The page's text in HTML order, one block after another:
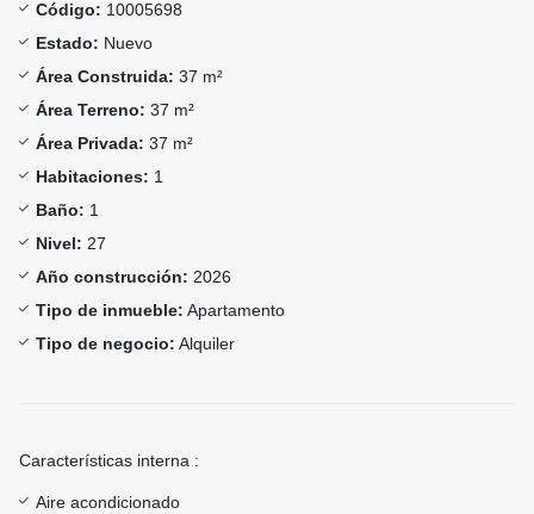
Código: 10005698
Estado: Nuevo
Área Construida: 37 m²
Área Terreno: 37 m²
Área Privada: 37 m²
Habitaciones: 1
Baño: 1
Nivel: 27
Año construcción: 2026
Tipo de inmueble: Apartamento
Tipo de negocio: Alquiler
Características interna :
Aire acondicionado